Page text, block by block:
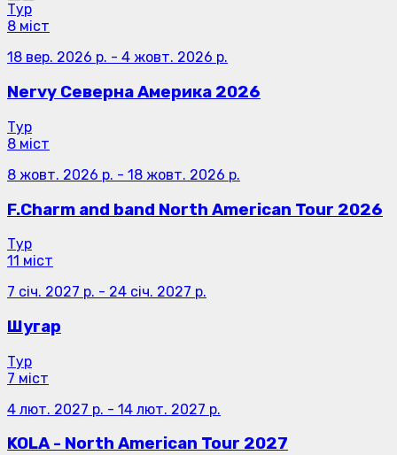
Тур
8 міст
18 вер. 2026 р. - 4 жовт. 2026 р.
Nervy Северна Америка 2026
Тур
8 міст
8 жовт. 2026 р. - 18 жовт. 2026 р.
F.Charm and band North American Tour 2026
Тур
11 міст
7 січ. 2027 р. - 24 січ. 2027 р.
Шугар
Тур
7 міст
4 лют. 2027 р. - 14 лют. 2027 р.
KOLA - North American Tour 2027